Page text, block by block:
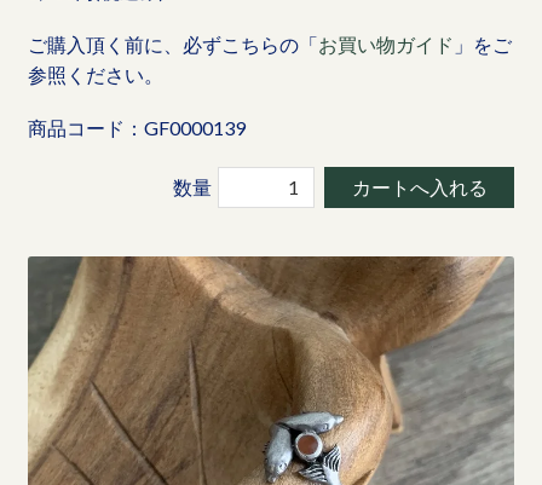
ご購入頂く前に、必ずこちらの「お買い物ガイド 」をご
参照ください。
商品コード：GF0000139
数量